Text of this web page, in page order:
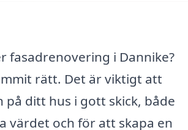
fasadrenovering i Dannike?
rätt. Det är viktigt att
på ditt hus i gott skick, både
värdet och för att skapa en